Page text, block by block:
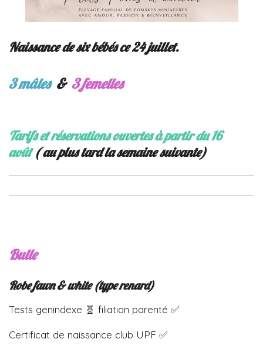
Naissance de six bébés ce 24 juillet.
3 mâles &3 femelles
Tarifs et réservations ouvertes à partir du 16
août( au plus tard la semaine suivante)
Bulle
Robe fawn & white(type renard)
Tests genindexe 🧬 filiation parenté ✅
Certificat de naissance club UPF ✅